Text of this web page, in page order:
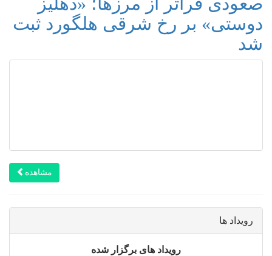
دوستی» بر رخ شرقی هلگورد ثبت
شد
مشاهده
رویداد ها
رویداد های برگزار شده